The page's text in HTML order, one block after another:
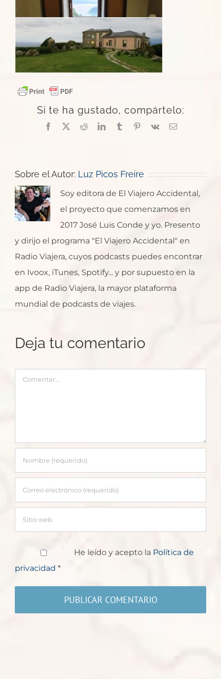
Si te ha gustado, compártelo:
Facebook
X RedditLinkedInTumblrPinterest
Vk
Correo
Sobre el Autor: Luz Picos Freire
Soy editora de El Viajero Accidental,
el proyecto que comenzamos en
2017 José Luis Conde y yo. Presento
y dirijo el programa "El Viajero Accidental" en
Radio Viajera, cuyos podcasts puedes encontrar
en Ivoox, iTunes, Spotify... y por supuesto en la
app de Radio Viajera, la mayor plataforma
mundial de podcasts de viajes.
Deja tu comentario
Comentar
He leído y acepto la Política de
privacidad *